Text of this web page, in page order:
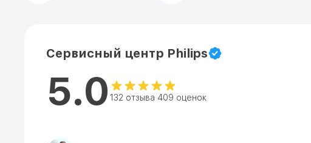
Сервисный центр Philips
5.0 132 отзыва 409 оценок